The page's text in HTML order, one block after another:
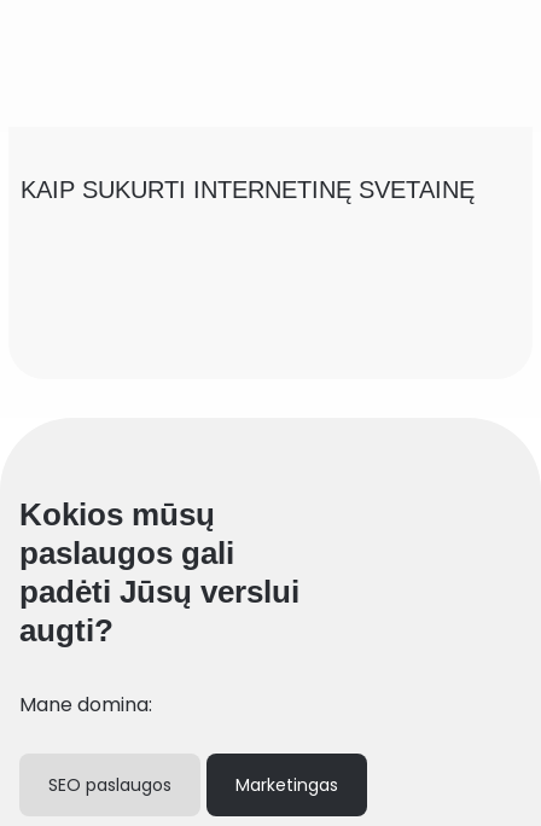
KAIP SUKURTI INTERNETINĘ SVETAINĘ
Kokios mūsų
paslaugos gali
padėti Jūsų verslui
augti?
Mane domina:
SEO paslaugos Marketingas